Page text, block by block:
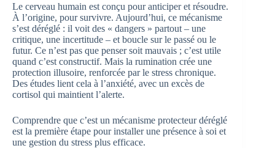
Le cerveau humain est conçu pour anticiper et résoudre.
À l’origine, pour survivre. Aujourd’hui, ce mécanisme
s’est déréglé : il voit des « dangers » partout – une
critique, une incertitude – et boucle sur le passé ou le
futur. Ce n’est pas que penser soit mauvais ; c’est utile
quand c’est constructif. Mais la rumination crée une
protection illusoire, renforcée par le stress chronique.
Des études lient cela à l’anxiété, avec un excès de
cortisol qui maintient l’alerte.
Comprendre que c’est un mécanisme protecteur déréglé
est la première étape pour installer une présence à soi et
une gestion du stress plus efficace.